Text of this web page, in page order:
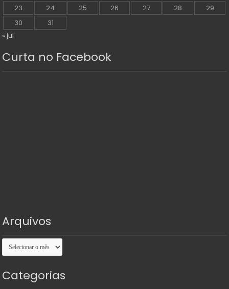
23
24 25 26 27 28
29
30
31
« jul
Curta no Facebook
Arquivos
Arquivos
Categorias